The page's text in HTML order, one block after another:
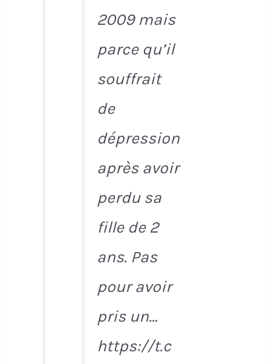
2009 mais
parce qu’il
souffrait
de
dépression
après avoir
perdu sa
fille de 2
ans. Pas
pour avoir
pris un…
https://t.c